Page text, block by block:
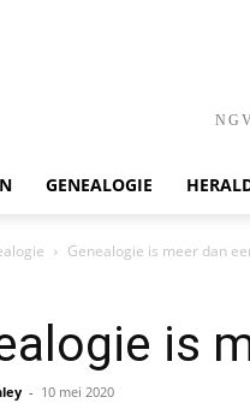
GENEALOGIE
Genealogie is meer dan
is
- 10 mei 2020